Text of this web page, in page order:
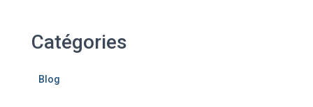
Catégories
Blog